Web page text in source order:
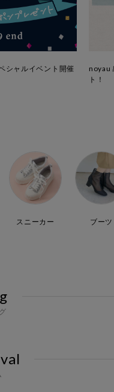
シャルイベント開催
noyau
ト！
スニーカー ブーツ